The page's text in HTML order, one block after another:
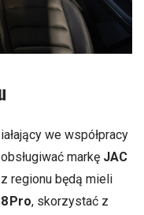
we współpracy
markę JAC
regionu będą mieli
Pro, skorzystać z